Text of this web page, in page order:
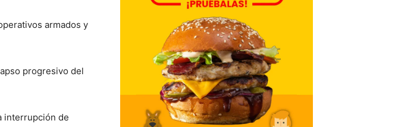
armados y
progresivo del
interrupción de